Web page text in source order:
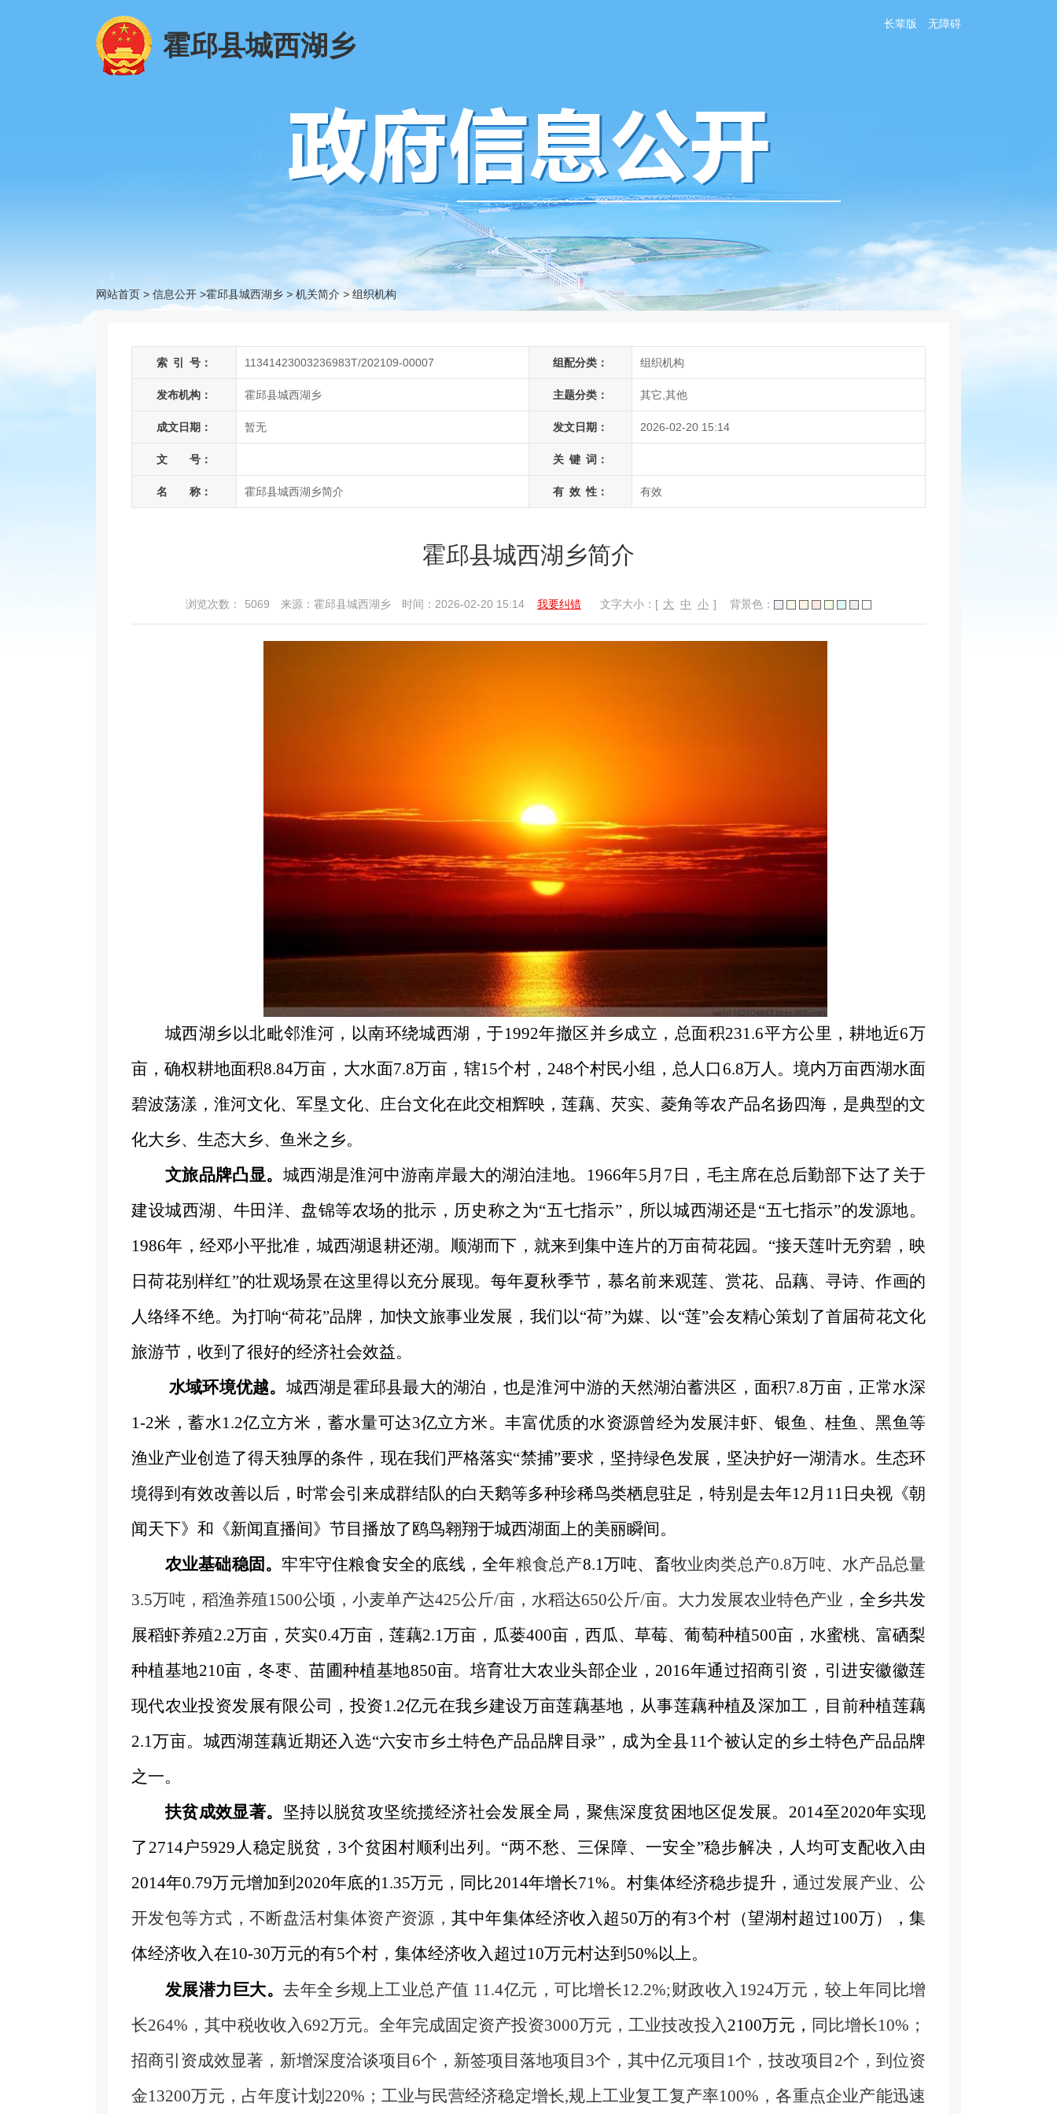
霍邱县城西湖乡
长辈版 无障碍
网站首页 > 信息公开 >霍邱县城西湖乡 > 机关简介 > 组织机构
索 引 号： 11341423003236983T/202109-00007 组配分类： 组织机构
发布机构： 霍邱县城西湖乡 主题分类： 其它,其他
成文日期： 暂无 发文日期： 2026-02-20 15:14
文 号： 关 键 词：
名 称： 霍邱县城西湖乡简介 有 效 性： 有效
霍邱县城西湖乡简介
浏览次数： 5069 来源：霍邱县城西湖乡 时间：2026-02-20 15:14 我要纠错 文字大小：[ 大 中 小 ] 背景色：
城西湖乡以北毗邻淮河，以南环绕城西湖，于1992年撤区并乡成立，总面积231.6平方公里，耕地近6万
亩，确权耕地面积8.84万亩，大水面7.8万亩，辖15个村， 248个村民小组，总人口 6.8万人。 境内万亩西湖水面
碧波荡漾，淮河文化、军垦文化、庄台文化在此交相辉映，莲藕、芡实、菱角等农产品名扬四海， 是典型的文
化大乡、生态大乡、鱼米之乡。
文旅品牌凸显。 城西湖是淮河中游南岸最大的湖泊洼地。 1966年5月7日，毛主席在总后勤部下达了关于
建设城西湖、牛田洋、盘锦等农场的批示，历史称之为“五七指示”，所以城西湖还是“五七指示”的发源地。
1986年，经邓小平批准，城西湖退耕还湖。顺湖而下，就来到集中连片的万亩荷花园。“接天莲叶无穷碧，映
日荷花别样红”的壮观场景在这里得以充分展现。每年夏秋季节，慕名前来观莲、赏花、品藕、寻诗、作画的
人络绎不绝。为打响“荷花”品牌，加快文旅事业发展，我们以“荷”为媒、以“莲”会友精心策划了首届荷花文化
旅游节，收到了很好的经济社会效益。
水域环境优越。 城西湖是霍邱县最大的湖泊，也是淮河中游的天然湖泊蓄洪区 ， 面积7.8万亩，正常水深
1-2米，蓄水1.2亿立方米，蓄水量可达3亿立方米。丰富优质的水资源曾经为发展沣虾、银鱼、桂鱼、黑鱼等
渔业产业创造了得天独厚的条件，现在我们严格落实“禁捕”要求，坚持绿色发展，坚决护好一湖清水。生态环
境得到有效改善以后，时常会引来成群结队的白天鹅等多种珍稀鸟类栖息驻足，特别是去年12月11日央视《朝
闻天下》和《新闻直播间》节目播放了鸥鸟翱翔于城西湖面上的美丽瞬间。
农业基础稳固。牢牢守住粮食安全的底线，全年粮食总产8.1万吨、畜牧业肉类总产0.8万吨、水产品总量
3.5万吨 ， 稻渔养殖1500公顷 ，小麦单产达425公斤/亩，水稻达650公斤/亩。大力发展农业特色产业， 全乡共发
展稻虾养殖2.2万亩，芡实0.4万亩，莲藕2.1万亩， 瓜蒌400亩 ，西瓜、草莓、葡萄种植500亩， 水蜜桃、富硒梨
种植基地210亩，冬枣、苗圃种植基地850亩。培育壮大农业头部企业， 2016年通过招商引资，引进安徽徽莲
现代农业投资发展有限公司，投资1.2亿元在我乡建设万亩莲藕基地，从事莲藕种植及深加工，目前种植莲藕
2.1万亩。城西湖莲藕近期还入选“六安市乡土特色产品品牌目录”，成为全县11个被认定的乡土特色产品品牌
之一。
扶贫成效显著。 坚持以脱贫攻坚统揽经济社会发展全局，聚焦深度贫困地区促发展。 2014至2020年实现
了2714户5929人稳定脱贫，3个贫困村顺利出列。“两不愁、三保障、一安全”稳步解决，人均可支配收入由
2014年0.79万元增加到2020年底的1.35万元， 同比2014年增长71%。 村集体经济稳步提升， 通过发展产业、公
开发包等方式，不断盘活村集体资产资源，其中年集体经济收入超50万的有3个村 （望湖村超过100万）
，集
体经济收入在10-30万元的有5个村，集体经济收入超过10万元村达到50%以上。
发展潜力巨大。去年全乡规上工业总产值 11.4亿元，可比增长12.2%;财政收入 1924万元，较上年同比增
长264%，其中税收收入692万元。全年完成固定资产投资3000万元， 工业技改投入2100万元， 同比增长10%；
招商引资成效显著， 新增深度洽谈项目 6个，新签项目落地项目3个，其中亿元项目1个，技改项目2个，到位资
金13200万元，占年度计划220%； 工业与民营经济稳定增长,规上工业复工复产率100%，各重点企业产能迅速